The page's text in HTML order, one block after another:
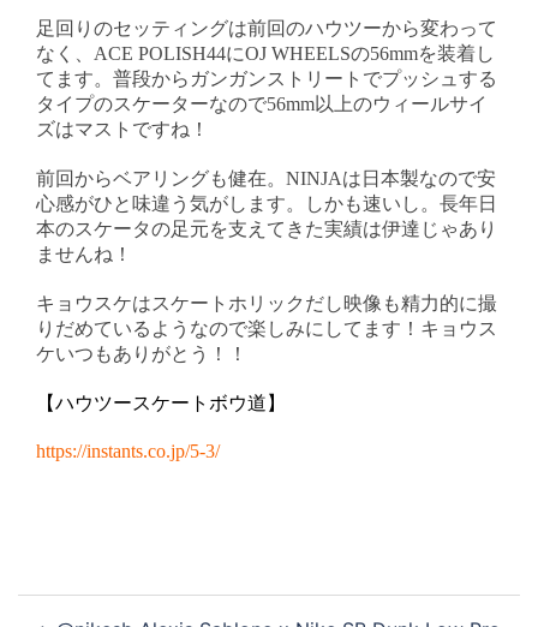
足回りのセッティングは前回のハウツーから変わって
なく、ACE POLISH44にOJ WHEELSの56mmを装着し
てます。普段からガンガンストリートでプッシュする
タイプのスケーターなので56mm以上のウィールサイ
ズはマストですね！
前回からベアリングも健在。NINJAは日本製なので安
心感がひと味違う気がします。しかも速いし。長年日
本のスケータの足元を支えてきた実績は伊達じゃあり
ませんね！
キョウスケはスケートホリックだし映像も精力的に撮
りだめているようなので楽しみにしてます！キョウス
ケいつもありがとう！！
【ハウツースケートボウ道】
https://instants.co.jp/5-3/